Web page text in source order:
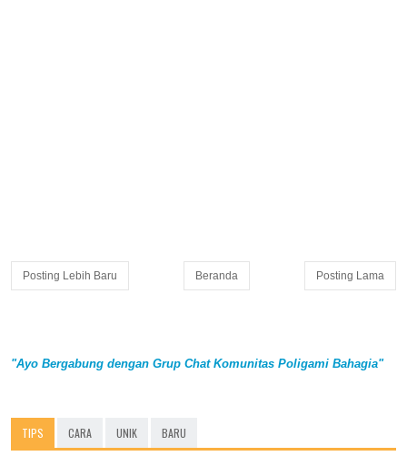
Posting Lebih Baru Posting Lama
Beranda
"Ayo Bergabung dengan Grup Chat Komunitas Poligami Bahagia"
TIPS CARA UNIK BARU